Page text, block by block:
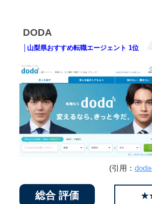
DODA
│山梨県おすすめ転職エージェント 1位
(引用：
総合 評価